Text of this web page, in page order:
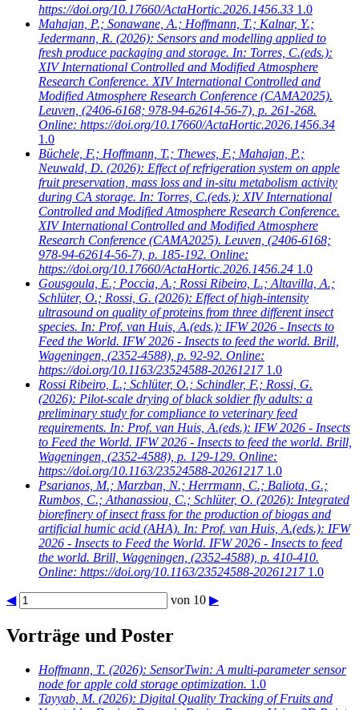
https://doi.org/10.17660/ActaHortic.2026.1456.33 1.0
Mahajan, P.; Sonawane, A.; Hoffmann, T.; Kalnar, Y.;
Jedermann, R. (2026): Sensors and modelling applied to
fresh produce packaging and storage. In: Torres, C.(eds.):
XIV International Controlled and Modified Atmosphere
Research Conference. XIV International Controlled and
Modified Atmosphere Research Conference (CAMA2025).
Leuven, (2406-6168; 978-94-62614-56-7), p. 261-268.
Online: https://doi.org/10.17660/ActaHortic.2026.1456.34
1.0
Büchele, F.; Hoffmann, T.; Thewes, F.; Mahajan, P.;
Neuwald, D. (2026): Effect of refrigeration system on apple
fruit preservation, mass loss and in-situ metabolism activity
during CA storage. In: Torres, C.(eds.): XIV International
Controlled and Modified Atmosphere Research Conference.
XIV International Controlled and Modified Atmosphere
Research Conference (CAMA2025). Leuven, (2406-6168;
978-94-62614-56-7), p. 185-192. Online:
https://doi.org/10.17660/ActaHortic.2026.1456.24 1.0
Gousgoula, E.; Poccia, A.; Rossi Ribeiro, L.; Altavilla, A.;
Schlüter, O.; Rossi, G. (2026): Effect of high-intensity
ultrasound on quality of proteins from three different insect
species. In: Prof. van Huis, A.(eds.): IFW 2026 - Insects to
Feed the World. IFW 2026 - Insects to feed the world. Brill,
Wageningen, (2352-4588), p. 92-92. Online:
https://doi.org/10.1163/23524588-20261217 1.0
Rossi Ribeiro, L.; Schlüter, O.; Schindler, F.; Rossi, G.
(2026): Pilot-scale drying of black soldier fly adults: a
preliminary study for compliance to veterinary feed
requirements. In: Prof. van Huis, A.(eds.): IFW 2026 - Insects
to Feed the World. IFW 2026 - Insects to feed the world. Brill,
Wageningen, (2352-4588), p. 129-129. Online:
https://doi.org/10.1163/23524588-20261217 1.0
Psarianos, M.; Marzban, N.; Herrmann, C.; Baliota, G.;
Rumbos, C.; Athanassiou, C.; Schlüter, O. (2026): Integrated
biorefinery of insect frass for the production of biogas and
artificial humic acid (AHA). In: Prof. van Huis, A.(eds.): IFW
2026 - Insects to Feed the World. IFW 2026 - Insects to feed
the world. Brill, Wageningen, (2352-4588), p. 410-410.
Online: https://doi.org/10.1163/23524588-20261217 1.0
◀ von 10 ▶
Vorträge und Poster
Hoffmann, T. (2026): SensorTwin: A multi-parameter sensor
node for apple cold storage optimization. 1.0
Tayyab, M. (2026): Digital Quality Tracking of Fruits and